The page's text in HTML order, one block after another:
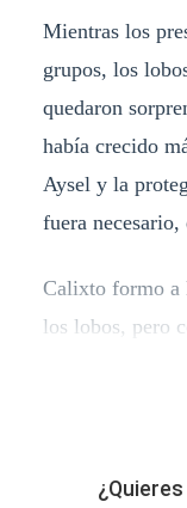
Mientras los
grupos, los
quedaron
había crecido
Aysel y la
fuera
Calixto formo a
los lobos, pero